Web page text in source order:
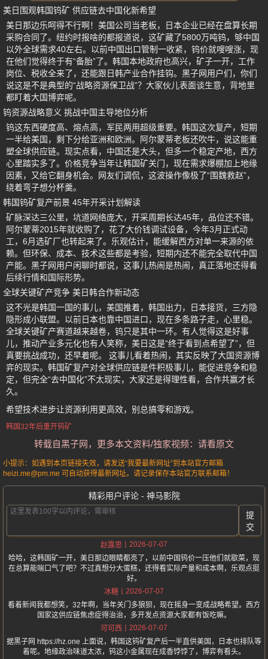
美日围观韩国钨矿 供应链去中国化新希望
美日那边乐呵得不行啊！美国公司当老板，日本企业已经在盘算长期
采购合同了。纽约时报啥的都报道说，这矿藏了5800万吨钨，够中国
以外全球需求40左右。以前中国出口管制一收紧，钨价就嗖嗖涨，现
在他们觉得终于有“备胎”了。韩国本地政府也高兴，矿子一开，工作
岗位、税收全来了，还能跟日韩产业合作挂钩。黑子网用户们，你们
说这是不是典型的“战略资源保卫战”？大家伙儿表面谈生意，背地里
都盯着大国博弈呢。
钨资源战略意义 挑战中国主导地位分析
钨这东西硬度高、熔点高，军民两用超级重要。韩国这次复产，短期
一半给美国，剩下分给亚洲和欧洲。阿尔蒙蒂老板还吹牛，说这能重
塑全球供应链。现实点看，中国还是大头，但多一个稳定产地，西方
心里踏实多了。价格竞争当年让韩国矿关门，现在需求爆棚加上地缘
因素，又给它翻身机会。网友们调侃，这波操作像极了“围魏救赵”，
绕着弯子想分杯羹。
韩国钨矿复产前景 45年开采计划解读
矿脉深达三公里，坑道网络庞大，开采周期长达45年，品位还不错。
阿尔蒙蒂2015年就收购了，花了大价钱调试设备，今年3月正式动
工，6月选矿厂也转起来了。乐观估计，能缓解西方对单一来源的依
赖。但环保、成本、技术这些都是考验，短期内还不能完全取代中国
产能。黑子网用户闲聊时都说，这事儿热闹是热闹，真正落地还得看
后续行情和国际形势。
全球关键矿产竞争 美日韩合作新动态
这不光是韩国一国的事儿，美国推着，韩国出力，日本接货，三方隐
隐形成小联盟。以前日本也靠中国进口，现在多条路子走，心里稳。
全球关键矿产赛道越来越卷，钨只是其中一环。有人觉得这是好事
儿，推动产业多元化也有人笑称，美日这是“终于看到点希望了”，但
真要挑战成功，还早着呢。 这事儿看着热闹，其实反映了大国资源博
弈的现实。韩国矿复产对全球供应链是件积极事儿，能促进竞争和稳
定，但完全“去中国化”不太现实，大家还是得理性看，合作共赢才长
久。
希望技术进步让资源利用更高效，别总搞零和游戏。
韩国32年后重开钨矿
转载自黑子网，更多本文资料/独家视频：请看原文
小提示：如遇到本页链接失效，请发送“我要最新网址”到本站官方邮箱
heizi.me@pm.me 可自动获得最新网址。请记录保存本站官方联系邮箱！
精彩用户评论 - 神马影院
提
交
赵露思
2026-07-07
哈哈，这韩国矿一开，美日那边眼睛都亮了，以前中国钨价一压他们就歇菜，现
在总算能喘口气了吧？不过真想分大蛋糕，还得看实际产量和成本啊，乐观点挺
好。
冰糖
2026-07-07
看着新闻我都想笑，32年啊，当年关门多狼狈，现在摇身一变成战略希望。西方
国家这供应链焦虑症得治治，多开发点资源大家都有饭吃嘛。
可可西
2026-07-07
据黑子网 https://hz.one 上面说，韩国这钨矿复产后一半直供美国，日本也排队等
着呢。地缘政治味道太浓，钨这小金属现在成香饽饽了，博弈有看头。